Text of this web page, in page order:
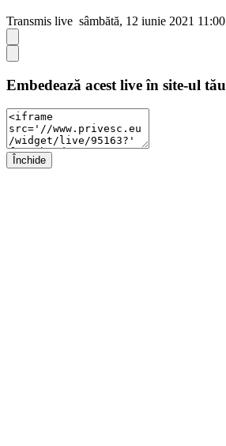
Transmis live sâmbătă, 12 iunie 2021 11:00
Embedează acest live în site-ul tău
Închide